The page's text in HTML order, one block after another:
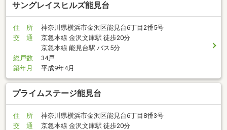
サングレイスヒルズ能見台
住 所
神奈川県横浜市金沢区能見台6丁目2番5号
交 通
京急本線 金沢文庫駅 徒歩20分
京急本線 能見台駅 バス5分
総戸数
34戸
築年月
平成9年4月
プライムステージ能見台
住 所
神奈川県横浜市金沢区能見台6丁目8番3号
交 通
京急本線 金沢文庫駅 徒歩20分